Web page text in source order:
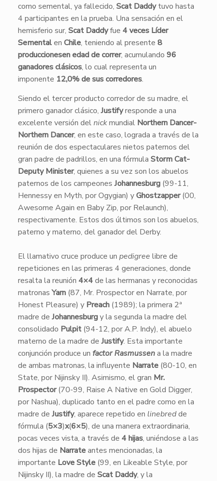
como semental, ya fallecido, Scat Daddytuvo hasta
4 participantes en la prueba. Una sensación en el
hemisferio sur, Scat Daddyfue 4 veces Líder
Sementalen Chile, teniendo al presente 8
produccionesen edad de correr, acumulando 96
ganadores clásicos, lo cual representa un
imponente 12,0% de sus corredores.
Siendo el tercer producto corredor de su madre, el
primero ganador clásico, Justifyresponde a una
excelente versión delnickmundial Northern Dancer-
Northern Dancer, en este caso, lograda a través de la
reunión de dos espectaculares nietos paternos del
gran padre de padrillos, en una fórmula Storm Cat-
Deputy Minister, quienes a su vez son los abuelos
paternos de los campeones Johannesburg(99-11,
Hennessy en Myth, por Ogygian) yGhostzapper(00,
Awesome Again en Baby Zip, por Relaunch),
respectivamente. Estos dos últimos son los abuelos,
paterno y materno, del ganador del Derby.
El llamativo cruce produce un pedigree libre de
repeticiones en las primeras 4 generaciones, donde
resalta la reunión 4×4de las hermanas y reconocidas
matronasYarn(87, Mr. Prospector en Narrate, por
Honest Pleasure) y Preach(1989); la primera 2ª
madre de Johannesburgy la segunda la madre del
consolidado Pulpit(94-12, por A.P. Indy), el abuelo
materno de la madre de Justify. Esta importante
conjunción produce un factor Rasmussena la madre
de ambas matronas, la influyente Narrate(80-10, en
State, por Nijinsky II). Asimismo, el gran Mr.
Prospector(70-99, Raise A Native en Gold Digger,
por Nashua), duplicado tanto en el padre como en la
madre de Justify, aparece repetido en linebredde
fórmula (5×3)x(6×5), de una manera extraordinaria,
pocas veces vista, a través de 4 hijas, uniéndose a las
dos hijas de Narrateantes mencionadas, la
importante Love Style(99, en Likeable Style, por
Nijinsky II), la madre de Scat Daddy, y la